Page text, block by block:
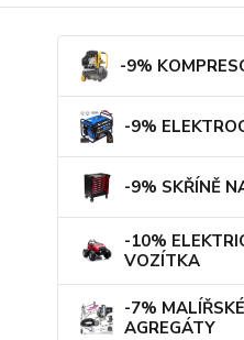
-9%
-9%
-9% SKŘÍNĚ
-10%
VOZÍTKA
-7% MALÍŘSKÉ
AGREGÁTY